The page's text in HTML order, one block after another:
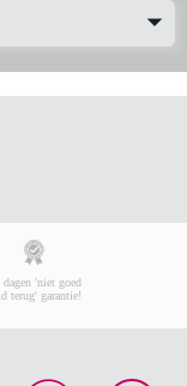
dagen 'niet goed
terug' garantie!